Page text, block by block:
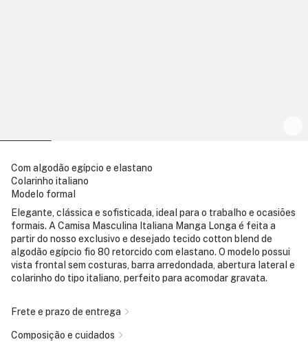
Com algodão egípcio e elastano
Colarinho italiano
Modelo formal
Elegante, clássica e sofisticada, ideal para o trabalho e ocasiões
formais. A Camisa Masculina Italiana Manga Longa é feita a
partir do nosso exclusivo e desejado tecido cotton blend de
algodão egípcio fio 80 retorcido com elastano. O modelo possui
vista frontal sem costuras, barra arredondada, abertura lateral e
colarinho do tipo italiano, perfeito para acomodar gravata.
Frete e prazo de entrega
Composição e cuidados